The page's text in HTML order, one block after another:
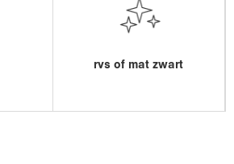
rvs of mat zwart